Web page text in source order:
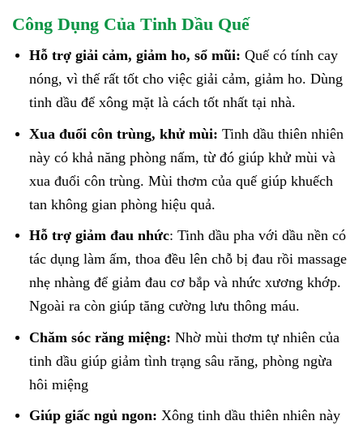
Công Dụng Của Tinh Dầu Quế
Hỗ trợ giải cảm, giảm ho, sổ mũi: Quế có tính cay
nóng, vì thế rất tốt cho việc giải cảm, giảm ho. Dùng
tinh dầu để xông mặt là cách tốt nhất tại nhà.
Xua đuổi côn trùng, khử mùi: Tinh dầu thiên nhiên
này có khả năng phòng nấm, từ đó giúp khử mùi và
xua đuổi côn trùng. Mùi thơm của quế giúp khuếch
tan không gian phòng hiệu quả.
Hỗ trợ giảm đau nhức: Tinh dầu pha với dầu nền có
tác dụng làm ấm, thoa đều lên chỗ bị đau rồi massage
nhẹ nhàng để giảm đau cơ bắp và nhức xương khớp.
Ngoài ra còn giúp tăng cường lưu thông máu.
Chăm sóc răng miệng: Nhờ mùi thơm tự nhiên của
tinh dầu giúp giảm tình trạng sâu răng, phòng ngừa
hôi miệng
Giúp giấc ngủ ngon: Xông tinh dầu thiên nhiên này